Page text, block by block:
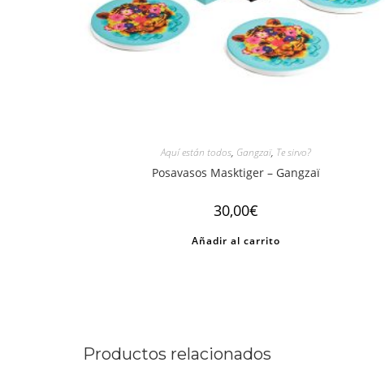
Aquí están todos, Gangzaï, Te sirvo?
Posavasos Masktiger – Gangzaï
30,00€
Añadir al carrito
Productos relacionados